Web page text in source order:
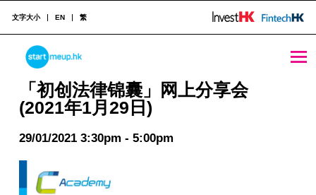
「初创法律锦囊」网上分享会 (2021年1月29日) - StartmeupHK
STARTMEUPHK
文字大小 EN 繁
「初创法律锦囊」网上分享会
(2021年1月29日)
29/01/2021 3:30pm - 5:00pm